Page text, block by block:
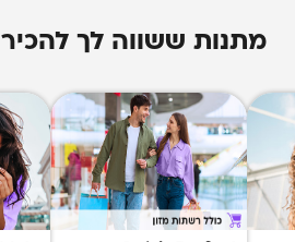
מתנות ששווה לך להכיר